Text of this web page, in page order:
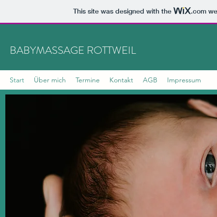
This site was designed with the .com
BABYMASSAGE ROTTWEIL
Start Über mich Termine Kontakt AGB Impressum